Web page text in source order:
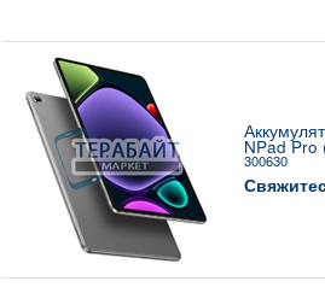
NPad Pro
300630